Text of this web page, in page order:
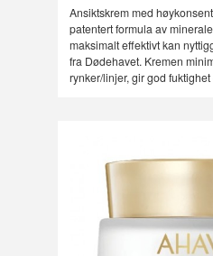
Ansiktskrem med
patentert formula av
maksimalt effektivt kan
fra Dødehavet. Kremen
rynker/linjer, gir god